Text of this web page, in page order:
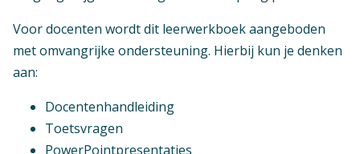
Voor docenten wordt dit leerwerkboek aangeboden
met omvangrijke ondersteuning. Hierbij kun je denken
aan:
Docentenhandleiding
Toetsvragen
PowerPointpresentaties